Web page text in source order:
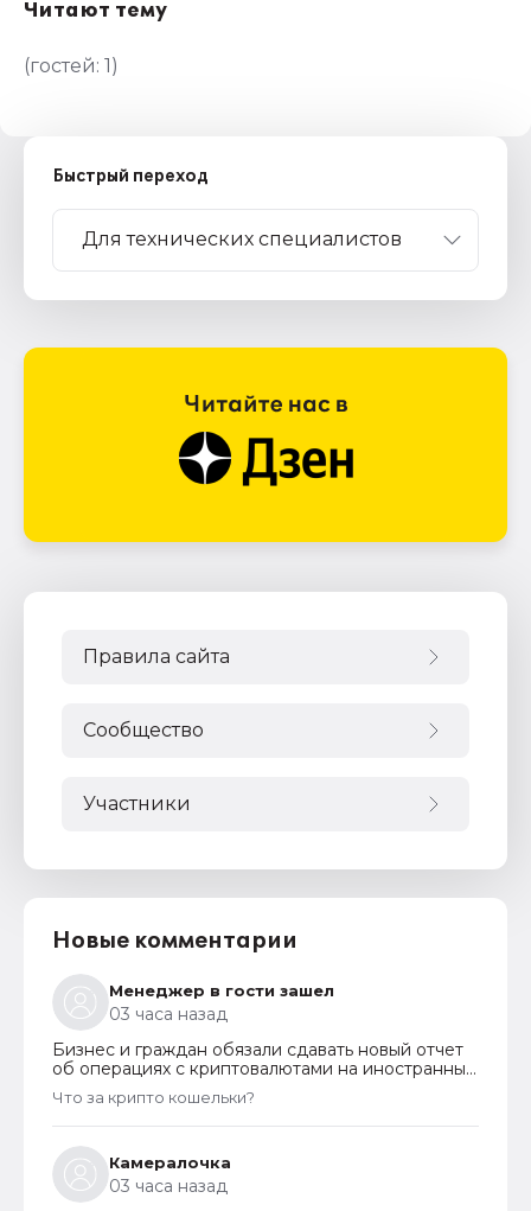
Читают тему
(гостей: 1)
Быстрый переход
Правила сайта
Сообщество
Участники
Новые комментарии
Менеджер в гости зашел
03 часа назад
Бизнес и граждан обязали сдавать новый отчет
об операциях с криптовалютами на иностранных
платформах
Что за крипто кошельки?
Камералочка
03 часа назад